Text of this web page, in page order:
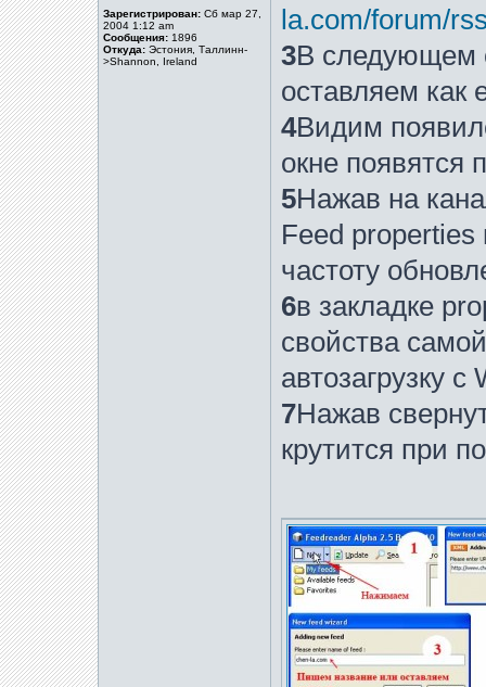
Зарегистрирован: Сб мар 27,
2004 1:12 am
Сообщения: 1896
Откуда: Эстония, Таллинн-
>Shannon, Ireland
la.com/forum/
3В следующем
оставляем как
4Видим
окне появятся
5Нажав на
Feed
частоту
6в закладке
свойства
автозагрузку с
7Нажав
крутится при